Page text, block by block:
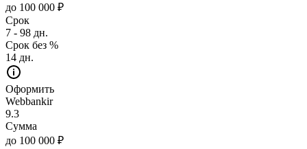
до 100 000 ₽
Срок
7 - 98 дн.
Срок без %
14 дн.
Оформить
Webbankir
9.3
Сумма
до 100 000 ₽